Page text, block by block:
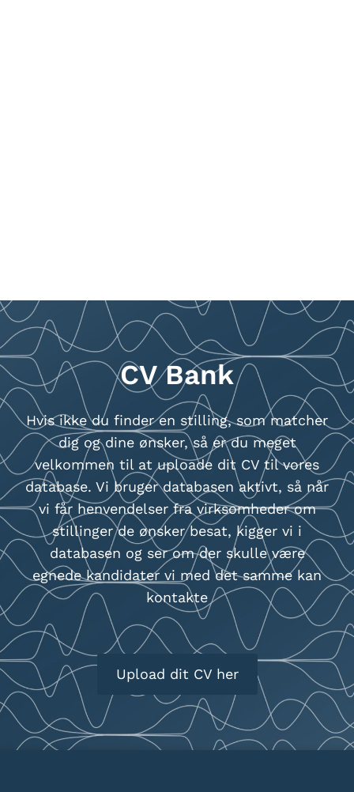
CV Bank
Hvis ikke du finder en stilling, som matcher
dig og dine ønsker, så er du meget
velkommen til at uploade dit CV til vores
database. Vi bruger databasen aktivt, så når
vi får henvendelser fra virksomheder om
stillinger de ønsker besat, kigger vi i
databasen og ser om der skulle være
egnede kandidater vi med det samme kan
kontakte
Upload dit CV her